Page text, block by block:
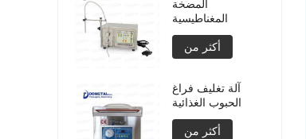
المضخة
المغناطيسية
أكثر من
آلة تغليف فراغ
الحبوب الغذائية
أكثر من